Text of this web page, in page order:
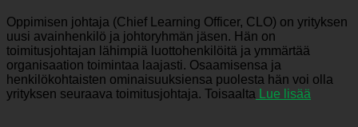
Oppimisen johtaja (Chief Learning Officer, CLO) on yrityksen
uusi avainhenkilö ja johtoryhmän jäsen. Hän on
toimitusjohtajan lähimpiä luottohenkilöitä ja ymmärtää
organisaation toimintaa laajasti. Osaamisensa ja
henkilökohtaisten ominaisuuksiensa puolesta hän voi olla
yrityksen seuraava toimitusjohtaja. Toisaalta Lue lisää